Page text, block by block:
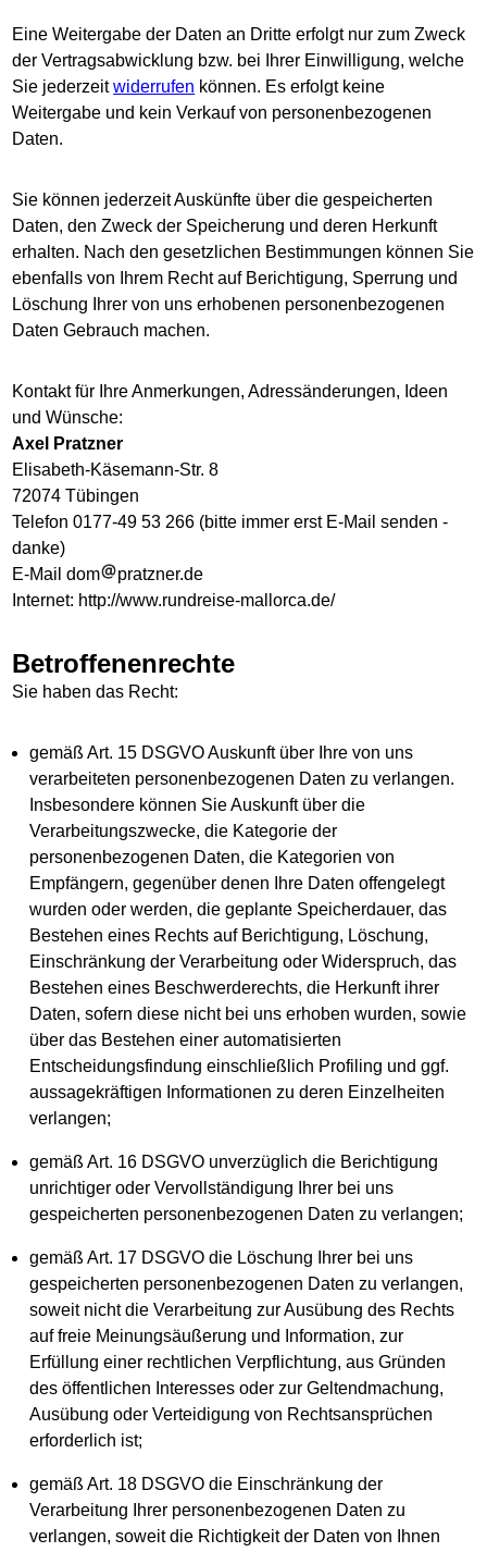
Eine Weitergabe der Daten an Dritte erfolgt nur zum Zweck
der Vertragsabwicklung bzw. bei Ihrer Einwilligung, welche
Sie jederzeitwiderrufen können. Es erfolgt keine
Weitergabe und kein Verkauf von personenbezogenen
Daten.
Sie können jederzeit Auskünfte über die gespeicherten
Daten, den Zweck der Speicherung und deren Herkunft
erhalten. Nach den gesetzlichen Bestimmungen können Sie
ebenfalls von Ihrem Recht auf Berichtigung, Sperrung und
Löschung Ihrer von uns erhobenen personenbezogenen
Daten Gebrauch machen.
Kontakt für Ihre Anmerkungen, Adressänderungen, Ideen
und Wünsche:
Axel Pratzner
Elisabeth-Käsemann-Str. 8
72074 Tübingen
Telefon 0177-49 53 266 (bitte immer erst E-Mail senden -
danke)
E-Mail dom
pratzner.de
Internet: http://www.rundreise-mallorca.de/
Betroffenenrechte
Sie haben das Recht:
gemäß Art. 15 DSGVO Auskunft über Ihre von uns
verarbeiteten personenbezogenen Daten zu verlangen.
Insbesondere können Sie Auskunft über die
Verarbeitungszwecke, die Kategorie der
personenbezogenen Daten, die Kategorien von
Empfängern, gegenüber denen Ihre Daten offengelegt
wurden oder werden, die geplante Speicherdauer, das
Bestehen eines Rechts auf Berichtigung, Löschung,
Einschränkung der Verarbeitung oder Widerspruch, das
Bestehen eines Beschwerderechts, die Herkunft ihrer
Daten, sofern diese nicht bei uns erhoben wurden, sowie
über das Bestehen einer automatisierten
Entscheidungsfindung einschließlich Profiling und ggf.
aussagekräftigen Informationen zu deren Einzelheiten
verlangen;
gemäß Art. 16 DSGVO unverzüglich die Berichtigung
unrichtiger oder Vervollständigung Ihrer bei uns
gespeicherten personenbezogenen Daten zu verlangen;
gemäß Art. 17 DSGVO die Löschung Ihrer bei uns
gespeicherten personenbezogenen Daten zu verlangen,
soweit nicht die Verarbeitung zur Ausübung des Rechts
auf freie Meinungsäußerung und Information, zur
Erfüllung einer rechtlichen Verpflichtung, aus Gründen
des öffentlichen Interesses oder zur Geltendmachung,
Ausübung oder Verteidigung von Rechtsansprüchen
erforderlich ist;
gemäß Art. 18 DSGVO die Einschränkung der
Verarbeitung Ihrer personenbezogenen Daten zu
verlangen, soweit die Richtigkeit der Daten von Ihnen